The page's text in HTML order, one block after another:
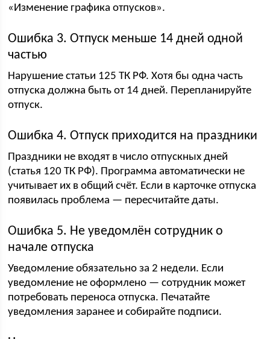
«Изменение графика отпусков».
Ошибка 3. Отпуск меньше 14 дней одной
частью
Нарушение статьи 125 ТК РФ. Хотя бы одна часть
отпуска должна быть от 14 дней. Перепланируйте
отпуск.
Ошибка 4. Отпуск приходится на праздники
Праздники не входят в число отпускных дней
(статья 120 ТК РФ). Программа автоматически не
учитывает их в общий счёт. Если в карточке отпуска
появилась проблема — пересчитайте даты.
Ошибка 5. Не уведомлён сотрудник о
начале отпуска
Уведомление обязательно за 2 недели. Если
уведомление не оформлено — сотрудник может
потребовать переноса отпуска. Печатайте
уведомления заранее и собирайте подписи.